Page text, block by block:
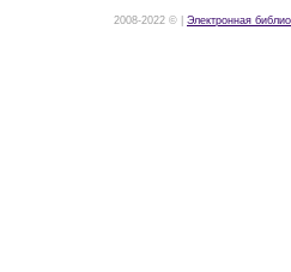
2008-2022 © | Электронная